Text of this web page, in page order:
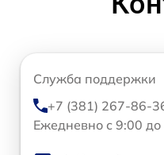
Служба поддержки
+7 (381) 267-86-
Ежедневно с 9:00